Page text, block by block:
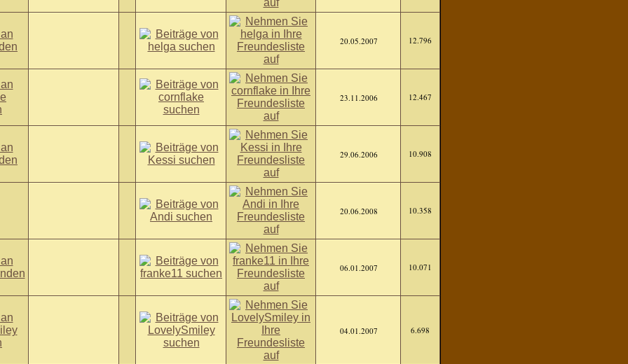
20.05.2007 12.796
23.11.2006 12.467
29.06.2006 10.908
20.06.2008 10.358
06.01.2007 10.071
04.01.2007 6.698